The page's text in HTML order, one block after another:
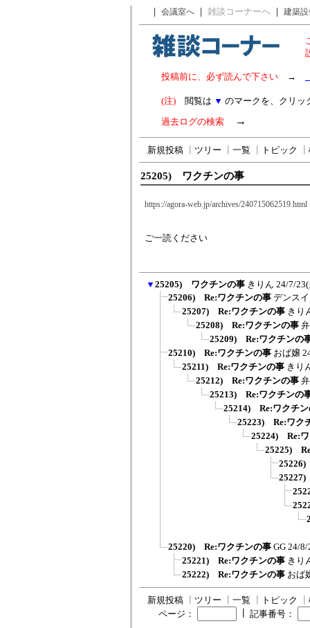
｜ 会議室へ ｜ 雑談コーナーへ ｜ 建築
投稿前に、必ず読んで下さい →
(注) 閲覧は ▼ のマークを、クリッ
過去ログの検索 →
新規投稿 ツリー 一覧 トピック
25205) ワクチンの事
https://agora-web.jp/archives/240715062519.html
ご一読ください
▼ 25205) ワクチンの事 きりん 24/7/
25206) Re:ワクチンの事 デンスイ
25207) Re:ワクチンの事 きり
25208) Re:ワクチンの事
25209) Re:ワクチンの
25210) Re:ワクチンの事 おば嬢
25211) Re:ワクチンの事 きり
25212) Re:ワクチンの事
25213) Re:ワクチンの
25214) Re:ワクチン
25223) Re:ワク
25224) Re:ワ
25225)
25220) Re:ワクチンの事 GG 24/8/
25221) Re:ワクチンの事 きり
25222) Re:ワクチンの事 おば
新規投稿 ツリー 一覧 トピック
ページ：
記事番号：